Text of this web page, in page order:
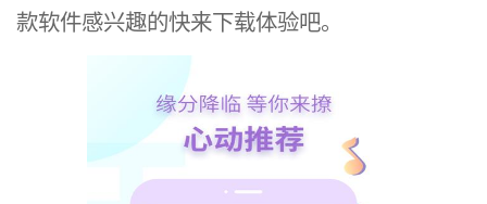
款软件感兴趣的快来下载体验吧。